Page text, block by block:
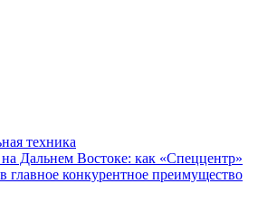
техника
Дальнем Востоке: как «Спеццентр»
главное конкурентное преимущество